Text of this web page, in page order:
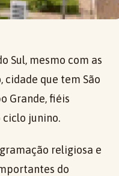
Sul, mesmo com as
cidade que tem São
Grande, fiéis
junino.
religiosa e
do